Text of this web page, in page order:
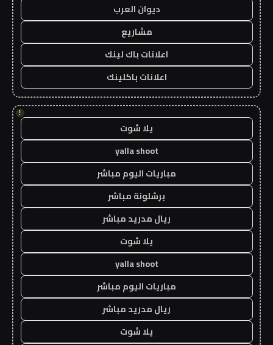
ديوان العرب
مشاريع
اعلانات باك لينك
اعلانات باكلينك
!
يلا شوت
yalla shoot
مباريات اليوم مباشر
برشلونة مباشر
ريال مدريد مباشر
يلا شوت
yalla shoot
مباريات اليوم مباشر
ريال مدريد مباشر
يلا شوت